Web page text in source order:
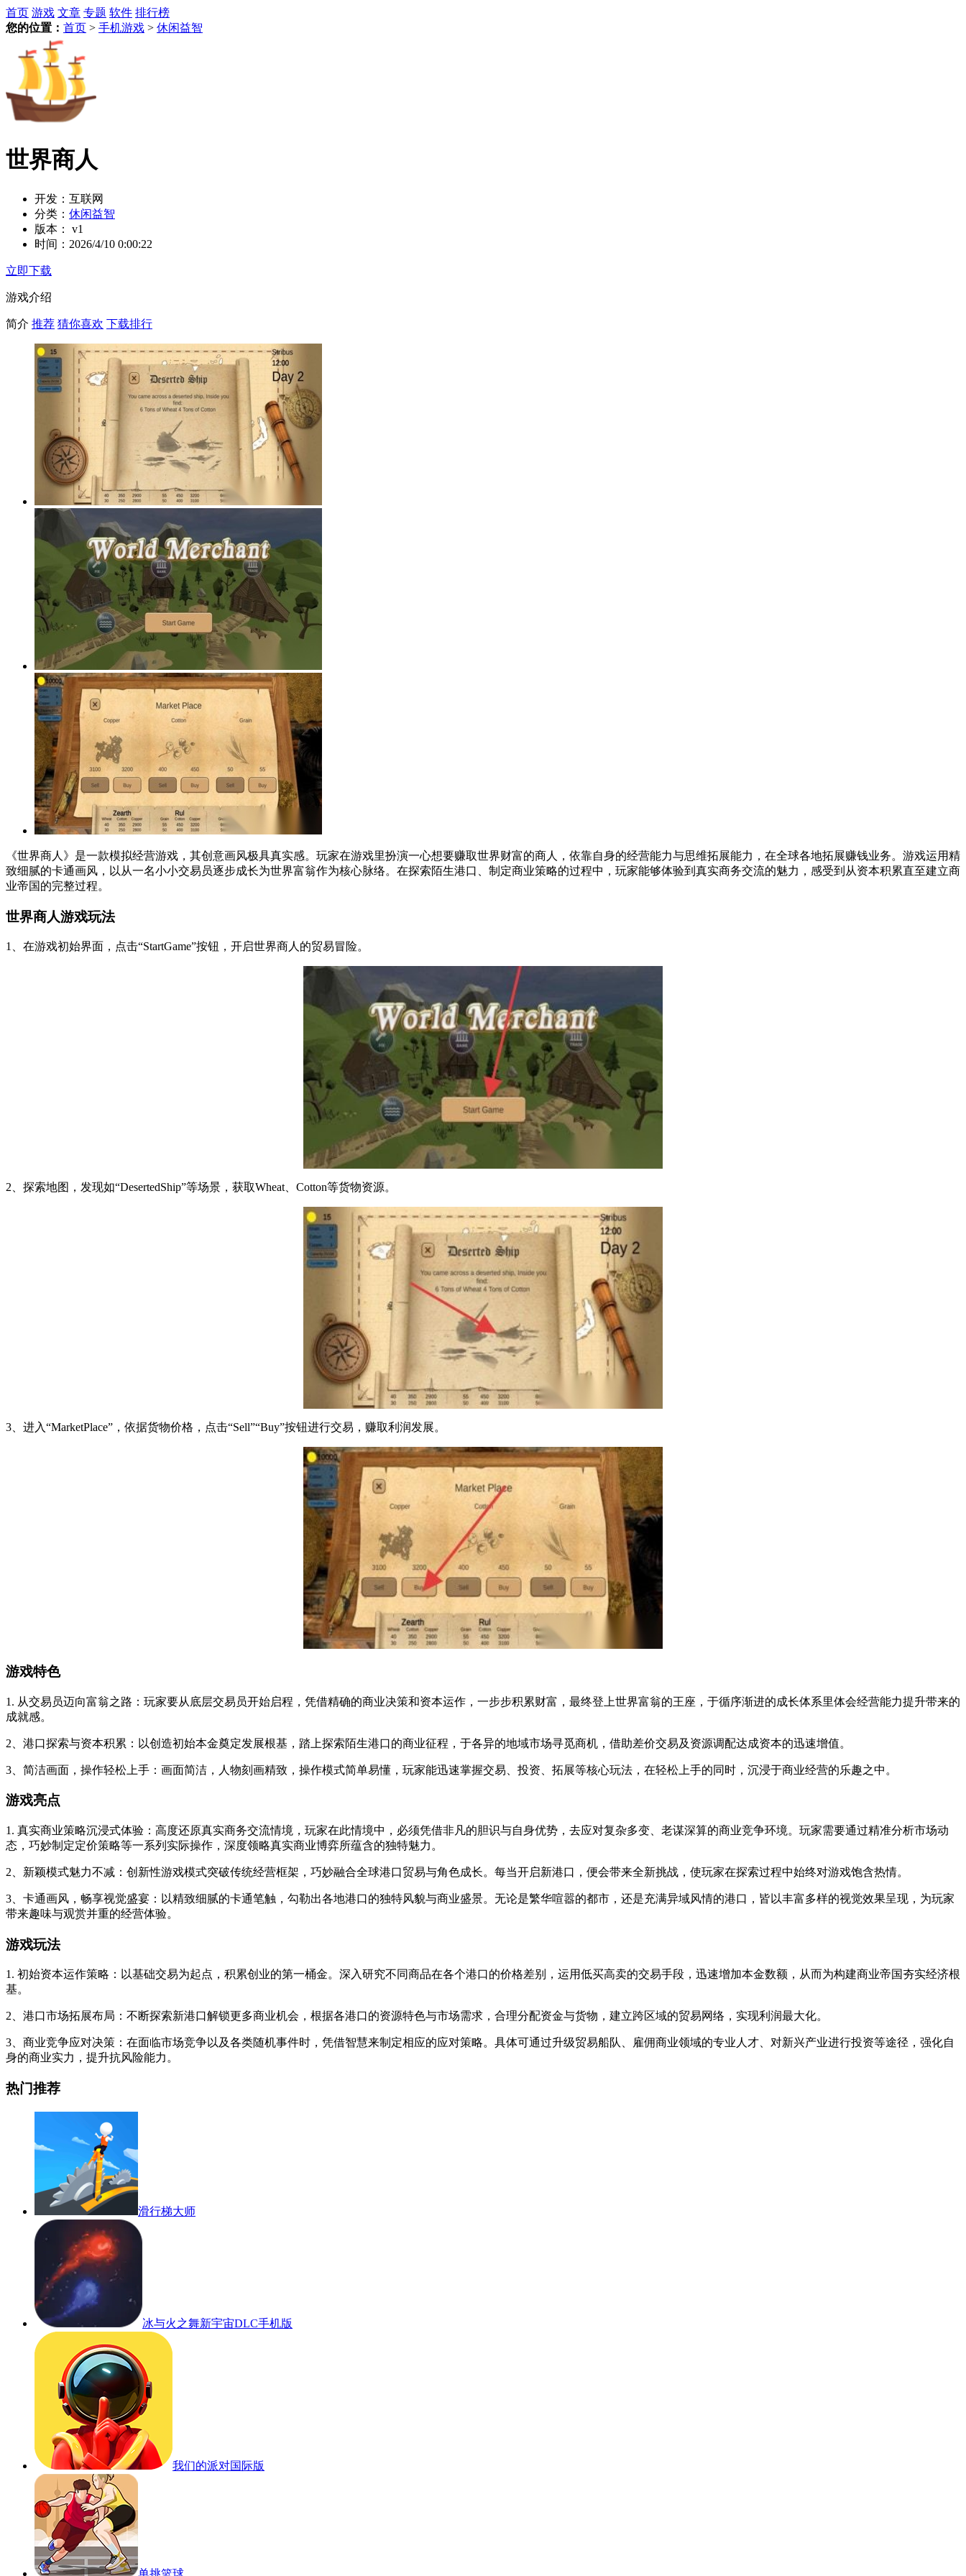
首页 游戏 文章 专题 软件 排行榜
您的位置： 首页 > 手机游戏 > 休闲益智
世界商人
开发： 互联网
分类： 休闲益智
版本：
v1
时间： 2026/4/10 0:00:22
立即下载
游戏介绍
简介 推荐 猜你喜欢 下载排行
《世界商人》是一款模拟经营游戏，其创意画风极具真实感。玩家在游戏里扮演一心想要赚取世界财富的商人，依靠自身的经营能力与思维拓展能力，在全球各地拓展赚钱业务。游戏运用精
致细腻的卡通画风，以从一名小小交易员逐步成长为世界富翁作为核心脉络。在探索陌生港口、制定商业策略的过程中，玩家能够体验到真实商务交流的魅力，感受到从资本积累直至建立商
业帝国的完整过程。
世界商人游戏玩法
1、在游戏初始界面，点击“StartGame”按钮，开启世界商人的贸易冒险。
2、探索地图，发现如“DesertedShip”等场景，获取Wheat、Cotton等货物资源。
3、进入“MarketPlace”，依据货物价格，点击“Sell”“Buy”按钮进行交易，赚取利润发展。
游戏特色
1. 从交易员迈向富翁之路：玩家要从底层交易员开始启程，凭借精确的商业决策和资本运作，一步步积累财富，最终登上世界富翁的王座，于循序渐进的成长体系里体会经营能力提升带来的
成就感。
2、港口探索与资本积累：以创造初始本金奠定发展根基，踏上探索陌生港口的商业征程，于各异的地域市场寻觅商机，借助差价交易及资源调配达成资本的迅速增值。
3、简洁画面，操作轻松上手：画面简洁，人物刻画精致，操作模式简单易懂，玩家能迅速掌握交易、投资、拓展等核心玩法，在轻松上手的同时，沉浸于商业经营的乐趣之中。
游戏亮点
1. 真实商业策略沉浸式体验：高度还原真实商务交流情境，玩家在此情境中，必须凭借非凡的胆识与自身优势，去应对复杂多变、老谋深算的商业竞争环境。玩家需要通过精准分析市场动
态，巧妙制定定价策略等一系列实际操作，深度领略真实商业博弈所蕴含的独特魅力。
2、新颖模式魅力不减：创新性游戏模式突破传统经营框架，巧妙融合全球港口贸易与角色成长。每当开启新港口，便会带来全新挑战，使玩家在探索过程中始终对游戏饱含热情。
3、卡通画风，畅享视觉盛宴：以精致细腻的卡通笔触，勾勒出各地港口的独特风貌与商业盛景。无论是繁华喧嚣的都市，还是充满异域风情的港口，皆以丰富多样的视觉效果呈现，为玩家
带来趣味与观赏并重的经营体验。
游戏玩法
1. 初始资本运作策略：以基础交易为起点，积累创业的第一桶金。深入研究不同商品在各个港口的价格差别，运用低买高卖的交易手段，迅速增加本金数额，从而为构建商业帝国夯实经济根
基。
2、港口市场拓展布局：不断探索新港口解锁更多商业机会，根据各港口的资源特色与市场需求，合理分配资金与货物，建立跨区域的贸易网络，实现利润最大化。
3、商业竞争应对决策：在面临市场竞争以及各类随机事件时，凭借智慧来制定相应的应对策略。具体可通过升级贸易船队、雇佣商业领域的专业人才、对新兴产业进行投资等途径，强化自
身的商业实力，提升抗风险能力。
热门推荐
滑行梯大师
冰与火之舞新宇宙DLC手机版
我们的派对国际版
单挑篮球